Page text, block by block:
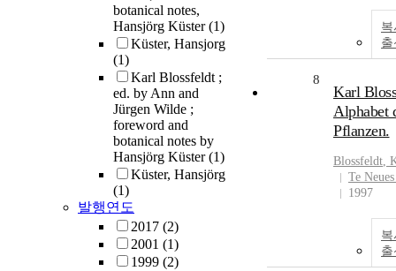
botanical notes,
Hansjörg Küster(1)
Küster, Hansjorg
(1)
Karl Blossfeldt ;
ed. by Ann and
Jürgen Wilde ;
foreword and
botanical notes by
Hansjörg Küster(1)
Küster, Hansjörg
(1)
발행연도
2017 (2)
2001 (1)
1999 (2)
8
Karl
Alphabet
Pflanzen.
Blossfeldt,
Te
1997